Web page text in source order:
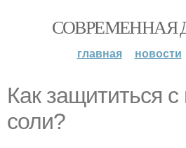
СОВРЕМЕННАЯ
главная новости
Как защититься
соли?